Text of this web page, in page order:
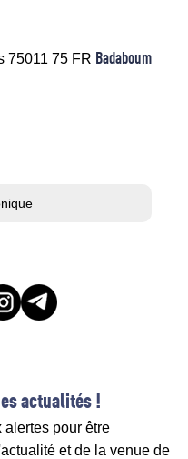
75011 75 FR Badaboum
actualités !
alertes pour être
et de la venue de